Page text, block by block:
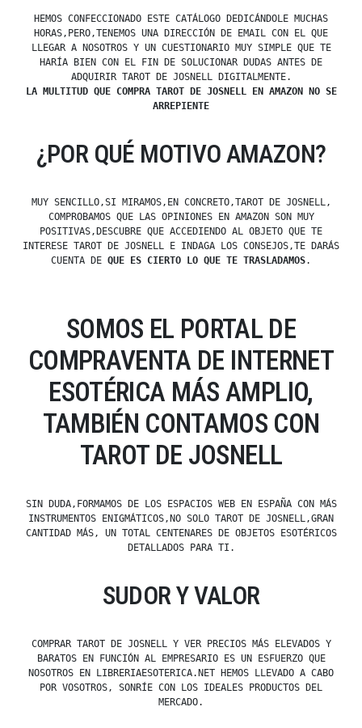
HEMOS CONFECCIONADO ESTE CATÁLOGO DEDICÁNDOLE MUCHAS
HORAS,PERO,TENEMOS UNA DIRECCIÓN DE EMAIL CON EL QUE
LLEGAR A NOSOTROS Y UN CUESTIONARIO MUY SIMPLE QUE TE
HARÍA BIEN CON EL FIN DE SOLUCIONAR DUDAS ANTES DE
ADQUIRIR TAROT DE JOSNELL DIGITALMENTE.
LA MULTITUD QUE COMPRA TAROT DE JOSNELL EN AMAZON NO SE
ARREPIENTE
¿POR QUÉ MOTIVO AMAZON?
MUY SENCILLO,SI MIRAMOS,EN CONCRETO,TAROT DE JOSNELL,
COMPROBAMOS QUE LAS OPINIONES EN AMAZON SON MUY
POSITIVAS,DESCUBRE QUE ACCEDIENDO AL OBJETO QUE TE
INTERESE TAROT DE JOSNELL E INDAGA LOS CONSEJOS,TE DARÁS
CUENTA DE QUE ES CIERTO LO QUE TE TRASLADAMOS.
SOMOS EL PORTAL DE
COMPRAVENTA DE INTERNET
ESOTÉRICA MÁS AMPLIO,
TAMBIÉN CONTAMOS CON
TAROT DE JOSNELL
SIN DUDA,FORMAMOS DE LOS ESPACIOS WEB EN ESPAÑA CON MÁS
INSTRUMENTOS ENIGMÁTICOS,NO SOLO TAROT DE JOSNELL,GRAN
CANTIDAD MÁS, UN TOTAL CENTENARES DE OBJETOS ESOTÉRICOS
DETALLADOS PARA TI.
SUDOR Y VALOR
COMPRAR TAROT DE JOSNELL Y VER PRECIOS MÁS ELEVADOS Y
BARATOS EN FUNCIÓN AL EMPRESARIO ES UN ESFUERZO QUE
NOSOTROS EN LIBRERIAESOTERICA.NET HEMOS LLEVADO A CABO
POR VOSOTROS, SONRÍE CON LOS IDEALES PRODUCTOS DEL
MERCADO.